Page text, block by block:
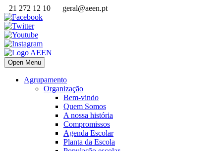
21 272 12 10 geral@aeen.pt
Open Menu
Agrupamento
Organização
Bem-vindo
Quem Somos
A nossa história
Compromissos
Agenda Escolar
Planta da Escola